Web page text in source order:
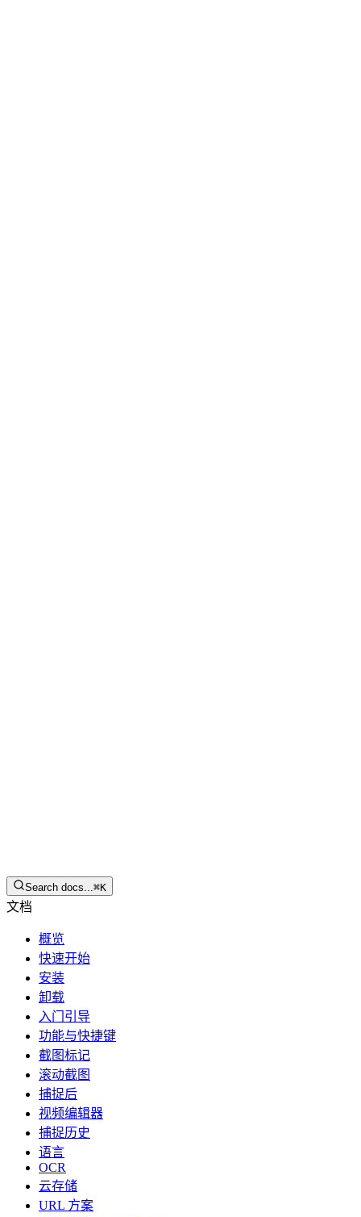
Search docs...⌘K
文档
概览
快速开始
安装
卸载
入门引导
功能与快捷键
截图标记
滚动截图
捕捉后
视频编辑器
捕捉历史
语言
OCR
云存储
URL 方案